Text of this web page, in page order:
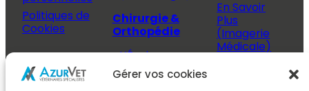
Gérer vos cookies
Politiques de
Cookies
Propriétaire
Chirurgie &
Orthopédie
L’Équipe
Chirurgie &
Orthopédie
En Savoir
Plus
(Imagerie
Médicale)